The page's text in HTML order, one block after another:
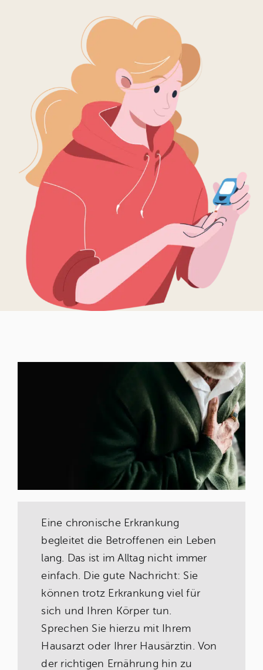
Eine chronische Erkrankung
begleitet die Betroffenen ein Leben
lang. Das ist im Alltag nicht immer
einfach. Die gute Nachricht: Sie
können trotz Erkrankung viel für
sich und Ihren Körper tun.
Sprechen Sie hierzu mit Ihrem
Hausarzt oder Ihrer Hausärztin. Von
der richtigen Ernährung hin zu